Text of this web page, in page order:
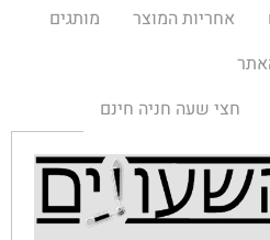
אחריות המוצר
מותגים
חצי שעה חניה חינם